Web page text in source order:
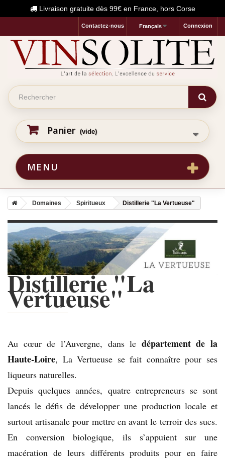
Livraison gratuite dès 99€ en France, hors Corse
Connexion
Français
Contactez-nous
Panier (vide)
MENU
Domaines Spiritueux Distillerie "La Vertueuse"
Distillerie "La
Vertueuse"
Au cœur de l’Auvergne, dans le département de la
Haute-Loire, La Vertueuse se fait connaître pour ses
liqueurs naturelles.
Depuis quelques années, quatre entrepreneurs se sont
lancés le défis de développer une production locale et
surtout artisanale pour mettre en avant le terroir des sucs.
En conversion biologique, ils s’appuient sur une
macération de leurs différents produits pour en faire